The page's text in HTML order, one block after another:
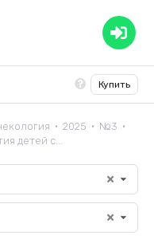
Купить
• 2025 • №3 •
детей с...